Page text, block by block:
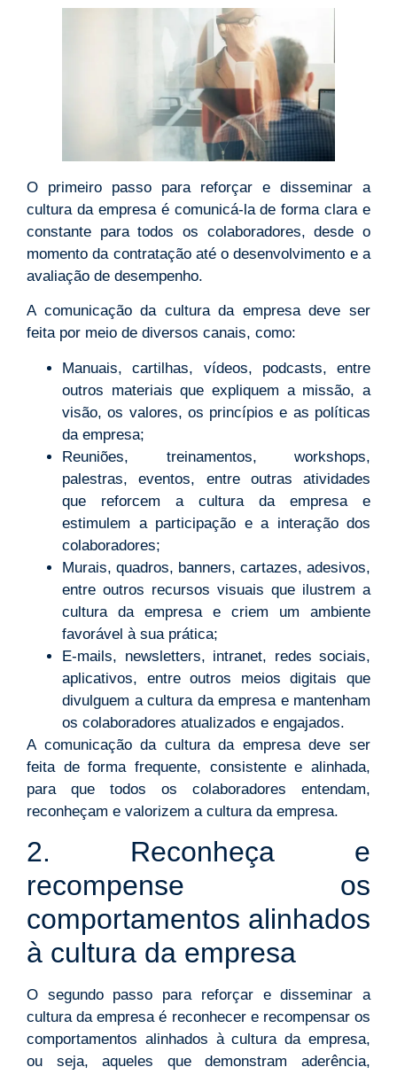
O primeiro passo para reforçar e disseminar a
cultura da empresa é comunicá-la de forma clara e
constante para todos os colaboradores, desde o
momento da contratação até o desenvolvimento e a
avaliação de desempenho.
A comunicação da cultura da empresa deve ser
feita por meio de diversos canais, como:
Manuais, cartilhas, vídeos, podcasts, entre
outros materiais que expliquem a missão, a
visão, os valores, os princípios e as políticas
da empresa;
Reuniões, treinamentos, workshops,
palestras, eventos, entre outras atividades
que reforcem a cultura da empresa e
estimulem a participação e a interação dos
colaboradores;
Murais, quadros, banners, cartazes, adesivos,
entre outros recursos visuais que ilustrem a
cultura da empresa e criem um ambiente
favorável à sua prática;
E-mails, newsletters, intranet, redes sociais,
aplicativos, entre outros meios digitais que
divulguem a cultura da empresa e mantenham
os colaboradores atualizados e engajados.
A comunicação da cultura da empresa deve ser
feita de forma frequente, consistente e alinhada,
para que todos os colaboradores entendam,
reconheçam e valorizem a cultura da empresa.
2. Reconheça e
recompense os
comportamentos alinhados
à cultura da empresa
O segundo passo para reforçar e disseminar a
cultura da empresa é reconhecer e recompensar os
comportamentos alinhados à cultura da empresa,
ou seja, aqueles que demonstram aderência,